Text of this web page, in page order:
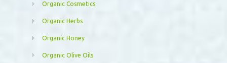
Organic Cosmetics
Organic Herbs
Organic Honey
Organic Olive Oils